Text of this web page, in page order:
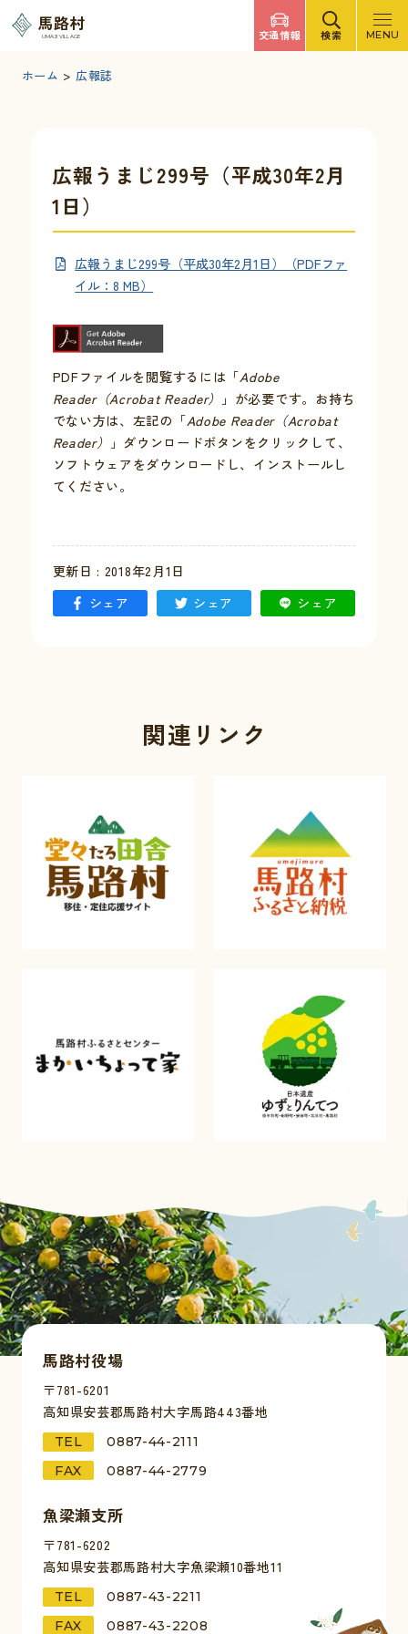
馬路村
UMAJI VILLAGE 交通情報 検索 MENU
ホーム > 広報誌
広報うまじ299号（平成30年2月
1日）
広報うまじ299号（平成30年2月1日）（PDFファ
イル：8 MB）
PDFファイルを閲覧するには「Adobe
Reader（Acrobat Reader） 」が必要です。お持ち
でない方は、左記の「Adobe Reader（Acrobat
Reader） 」ダウンロードボタンをクリックして、
ソフトウェアをダウンロードし、インストールし
てください。
更新日 : 2018年2月1日
シェア
シェア シェア
関連リンク
馬路村役場
〒781-6201
高知県安芸郡馬路村大字馬路443番地
TEL
0887-44-2111
FAX
0887-44-2779
魚梁瀬支所
〒781-6202
高知県安芸郡馬路村大字魚梁瀬10番地11
TEL
0887-43-2211
FAX
0887-43-2208
観光・イベント
移住・定住
ふるさと納税
お問い合わせ
例規集
文字サイズ